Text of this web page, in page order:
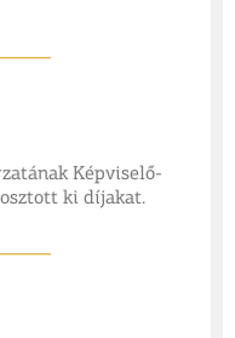
Képviselő-
ki díjakat.